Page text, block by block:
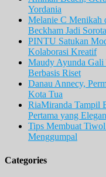
Yordania
Melanie C Menikah
Beckham Jadi
PINTU Satukan
Kolaborasi Kreatif
Maudy Ayunda Gali
Berbasis Riset
Danau Annecy,
Kota Tua
RiaMiranda Tampil
Pertama yang Elegan
Tips Membuat
Menggumpal
Categories